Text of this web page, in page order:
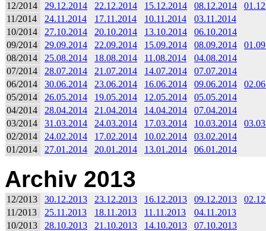
12/2014 29.12.2014 22.12.2014 15.12.2014 08.12.2014
11/2014
24.11.2014 17.11.2014 10.11.2014
03.11.2014
10/2014
27.10.2014 20.10.2014 13.10.2014
06.10.2014
09/2014
29.09.2014 22.09.2014 15.09.2014 08.09.2014
08/2014
25.08.2014 18.08.2014 11.08.2014
04.08.2014
07/2014
28.07.2014 21.07.2014 14.07.2014
07.07.2014
06/2014
30.06.2014 23.06.2014 16.06.2014 09.06.2014
05/2014
26.05.2014 19.05.2014 12.05.2014
05.05.2014
04/2014
28.04.2014 21.04.2014 14.04.2014
07.04.2014
03/2014
31.03.2014 24.03.2014 17.03.2014 10.03.2014
02/2014
24.02.2014 17.02.2014 10.02.2014
03.02.2014
01/2014
27.01.2014 20.01.2014 13.01.2014 06.01.2014
Archiv 2013
12/2013 30.12.2013 23.12.2013 16.12.2013 09.12.2013
11/2013
25.11.2013 18.11.2013 11.11.2013
04.11.2013
10/2013
28.10.2013 21.10.2013 14.10.2013
07.10.2013